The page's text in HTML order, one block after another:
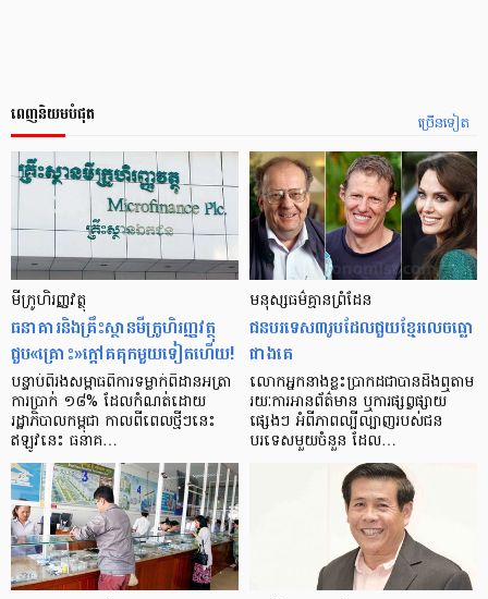
ច្រើនទៀត
ពេញនិយមបំផុត
មីក្រូ​ហិរញ្ញវត្ថុ
ធនាគារ​និង​គ្រឹះស្ថាន​មីក្រូ​ហិរញ្ញវត្ថុ​
ជួប«គ្រោះ»ក្តៅ​គគុក​មួយ​ទៀត​ហើយ!
បន្ទាប់​ពី​រង​សម្ពាធ​​ពី​ការ​ទម្លាក់​ពិដាន​អត្រា​
ការ​ប្រាក់ ១៨​% ដែល​កំណត់​ដោយ​
រដ្ឋាភិបាល​កម្ពុជា កាល​ពី​ពេល​ថ្មីៗ​នេះ
ឥឡូវ​នេះ ធនាគ…
មនុស្ស​ធម៌​គ្មាន​ព្រំដែន
ជន​បរទេស​៣​រូប​ដែល​ជួយ​ខ្មែរ​លេច​ធ្លោ​
ជាង​គេ
លោកអ្នក​នាង​ខ្លះ​ប្រាកដ​ជា​បាន​​ដឹង​ឮ​តាម​
រយៈ​ការ​អាន​ព័ត៌មាន ឬ​ការ​ផ្សព្វផ្សាយ​
ផ្សេងៗ អំពី​ភាព​ល្បីល្បាញ​របស់​ជន​
បរទេស​មួយ​ចំនួន ដែល…